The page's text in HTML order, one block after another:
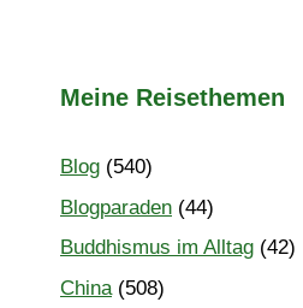
Meine Reisethemen
Blog (540)
Blogparaden (44)
Buddhismus im Alltag (42)
China(508)